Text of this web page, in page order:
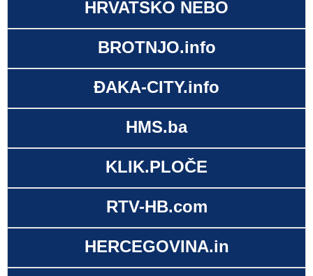
HRVATSKO NEBO
BROTNJO.info
ĐAKA-CITY.info
HMS.ba
KLIK.PLOČE
RTV-HB.com
HERCEGOVINA.in